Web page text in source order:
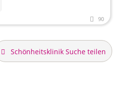
90
Schönheitsklinik Suche teilen